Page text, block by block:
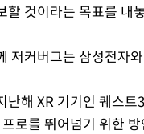
할 것이라는 목표를 내
저커버그는 삼성전자
난해 XR 기기인 퀘스
로를 뛰어넘기 위한